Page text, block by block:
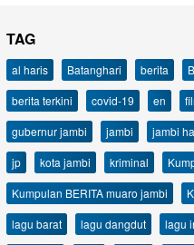
TAG
al haris Batanghari berita
berita terkini
covid-19 en
gubernur jambi
jambi jambi
jp
kota jambi kriminal
Kumpulan BERITA muaro jambi
lagu barat
lagu dangdut lagu